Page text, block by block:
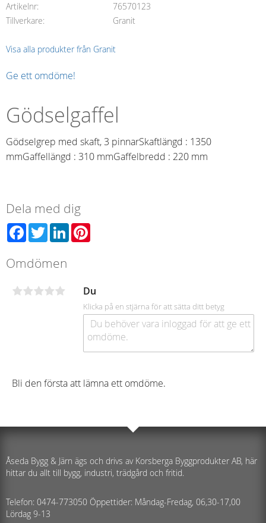
Artikelnr
76570123
Tillverkare
Granit
Visa alla produkter från Granit
Ge ett omdöme!
Gödselgaffel
Gödselgrep med skaft, 3 pinnarSkaftlängd : 1350
mmGaffellängd : 310 mmGaffelbredd : 220 mm
Dela med dig
Facebook
TwitterLinkedIn
Omdömen
Du
Klicka på en stjärna för att sätta ditt betyg
Bli den första att lämna ett omdöme.
Åseda Bygg & Järn ägs och drivs av Korsberga Byggprodukter AB, här
hittar du allt till bygg, industri, trädgård och fritid.
Telefon: 0474-773050 Öppettider: Måndag-Fredag, 06,30-17,00
Lördag 9-13